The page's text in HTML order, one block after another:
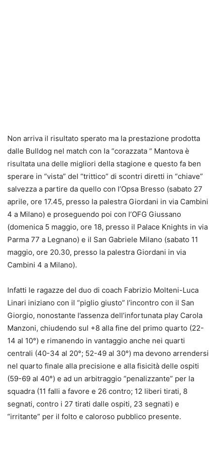
Non arriva il risultato sperato ma la prestazione prodotta
dalle Bulldog nel match con la “corazzata “ Mantova è
risultata una delle migliori della stagione e questo fa ben
sperare in “vista” del “trittico” di scontri diretti in “chiave”
salvezza a partire da quello con l’Opsa Bresso (sabato 27
aprile, ore 17.45, presso la palestra Giordani in via Cambini
4 a Milano) e proseguendo poi con l’OFG Giussano
(domenica 5 maggio, ore 18, presso il Palace Knights in via
Parma 77 a Legnano) e il San Gabriele Milano (sabato 11
maggio, ore 20.30, presso la palestra Giordani in via
Cambini 4 a Milano).
Infatti le ragazze del duo di coach Fabrizio Molteni-Luca
Linari iniziano con il “piglio giusto” l’incontro con il San
Giorgio, nonostante l’assenza dell’infortunata play Carola
Manzoni, chiudendo sul +8 alla fine del primo quarto (22-
14 al 10°) e rimanendo in vantaggio anche nei quarti
centrali (40-34 al 20°; 52-49 al 30°) ma devono arrendersi
nel quarto finale alla precisione e alla fisicità delle ospiti
(59-69 al 40°) e ad un arbitraggio “penalizzante” per la
squadra (11 falli a favore e 26 contro; 12 liberi tirati, 8
segnati, contro i 27 tirati dalle ospiti, 23 segnati) e
“irritante” per il folto e caloroso pubblico presente.